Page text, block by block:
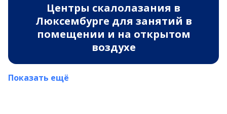
Центры скалолазания в
Люксембурге для занятий в
помещении и на открытом
воздухе
Показать ещё